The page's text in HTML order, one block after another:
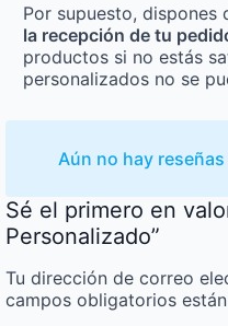
Por supuesto, dispones
la recepción de tu
productos si no estás
personalizados no se
Aún no hay reseñas
Sé el primero en
Personalizado”
Tu dirección de correo
campos obligatorios